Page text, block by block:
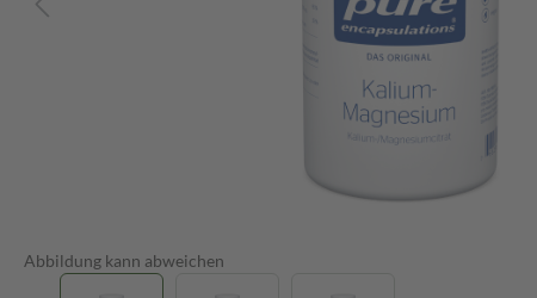
Abbildung kann abweichen